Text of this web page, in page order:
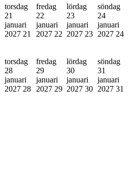
torsdag
21
januari
2027 21
fredag
22
januari
2027 22
lördag
23
januari
2027 23
söndag
24
januari
2027 24
torsdag
28
januari
2027 28
fredag
29
januari
2027 29
lördag
30
januari
2027 30
söndag
31
januari
2027 31